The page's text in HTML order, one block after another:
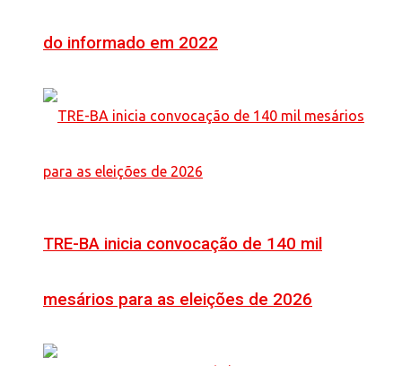
do informado em 2022
TRE-BA inicia convocação de 140 mil
mesários para as eleições de 2026